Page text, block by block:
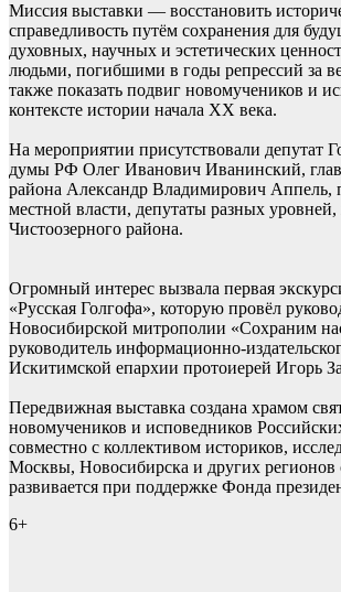
Миссия выставки — восстановить
справедливость путём сохранения для
духовных, научных и эстетических
людьми, погибшими в годы репрессий за
также показать подвиг новомучеников и
контексте истории начала XX века.
На мероприятии присутствовали депутат
думы РФ Олег Иванович Иванинский,
района Александр Владимирович Аппель,
местной власти, депутаты разных
Чистоозерного района.
Огромный интерес вызвала первая
«Русская Голгофа», которую провёл
Новосибирской митрополии «Сохраним
руководитель информационно-
Искитимской епархии протоиерей Игорь
Передвижная выставка создана храмом
новомучеников и исповедников
совместно с коллективом историков,
Москвы, Новосибирска и других регионов
развивается при поддержке Фонда
6+